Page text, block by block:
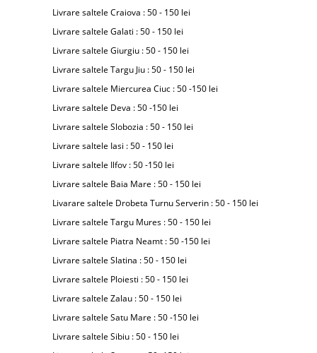
Livrare saltele Craiova : 50 - 150 lei
Livrare saltele Galati : 50 - 150 lei
Livrare saltele Giurgiu : 50 - 150 lei
Livrare saltele Targu Jiu : 50 - 150 lei
Livrare saltele Miercurea Ciuc : 50 -150 lei
Livrare saltele Deva : 50 -150 lei
Livrare saltele Slobozia : 50 - 150 lei
Livrare saltele Iasi : 50 - 150 lei
Livrare saltele Ilfov : 50 -150 lei
Livrare saltele Baia Mare : 50 - 150 lei
Livarare saltele Drobeta Turnu Serverin : 50 - 150 lei
Livrare saltele Targu Mures : 50 - 150 lei
Livrare saltele Piatra Neamt : 50 -150 lei
Livrare saltele Slatina : 50 - 150 lei
Livrare saltele Ploiesti : 50 - 150 lei
Livrare saltele Zalau : 50 - 150 lei
Livrare saltele Satu Mare : 50 -150 lei
Livrare saltele Sibiu : 50 - 150 lei